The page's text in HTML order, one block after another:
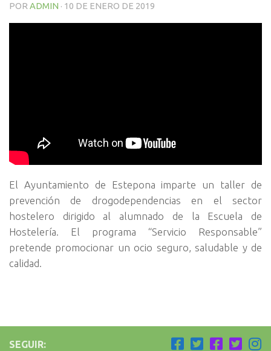
POR ADMIN · 10 DE ENERO DE 2019
El Ayuntamiento de Estepona imparte un taller de
prevención de drogodependencias en el sector
hostelero dirigido al alumnado de la Escuela de
Hostelería. El programa “Servicio Responsable”
pretende promocionar un ocio seguro, saludable y de
calidad.
SEGUIR: